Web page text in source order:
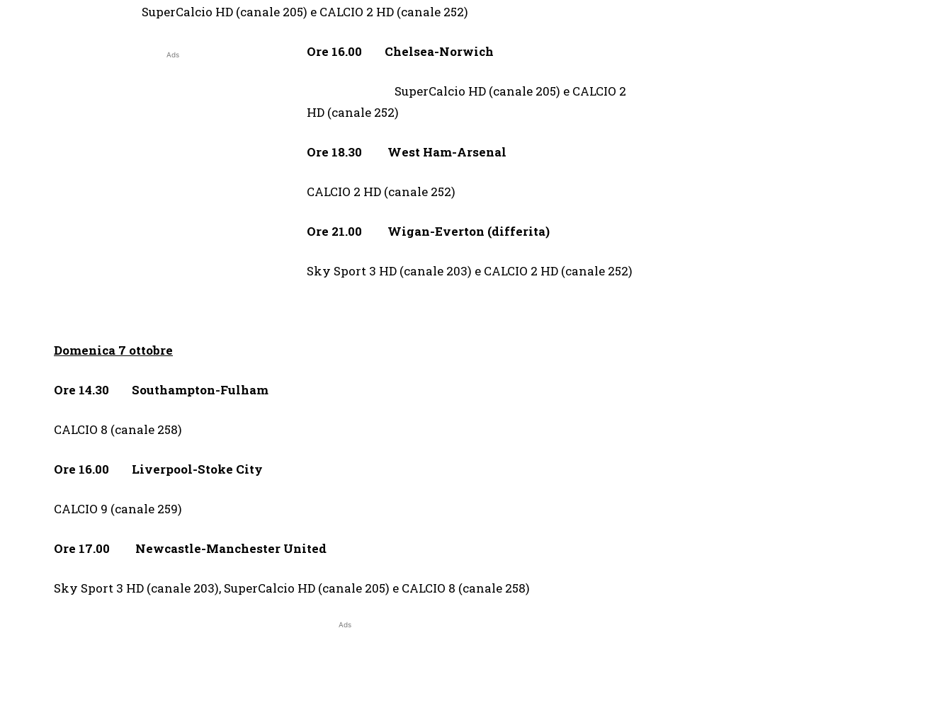
SuperCalcio HD (canale 205) e CALCIO 2 HD (canale 252)
Ads Ore 16.00 Chelsea-Norwich
SuperCalcio HD (canale 205) e CALCIO 2
HD (canale 252)
Ore 18.30 West Ham-Arsenal
CALCIO 2 HD (canale 252)
Ore 21.00 Wigan-Everton (differita)
Sky Sport 3 HD (canale 203) e CALCIO 2 HD (canale 252)
Domenica 7 ottobre
Ore 14.30 Southampton-Fulham
CALCIO 8 (canale 258)
Ore 16.00 Liverpool-Stoke City
CALCIO 9 (canale 259)
Ore 17.00 Newcastle-Manchester United
Sky Sport 3 HD (canale 203), SuperCalcio HD (canale 205) e CALCIO 8 (canale 258)
Ads